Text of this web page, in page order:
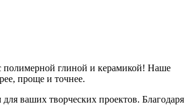
полимерной глиной и керамикой! Наше
проще и точнее.
ваших творческих проектов. Благодаря